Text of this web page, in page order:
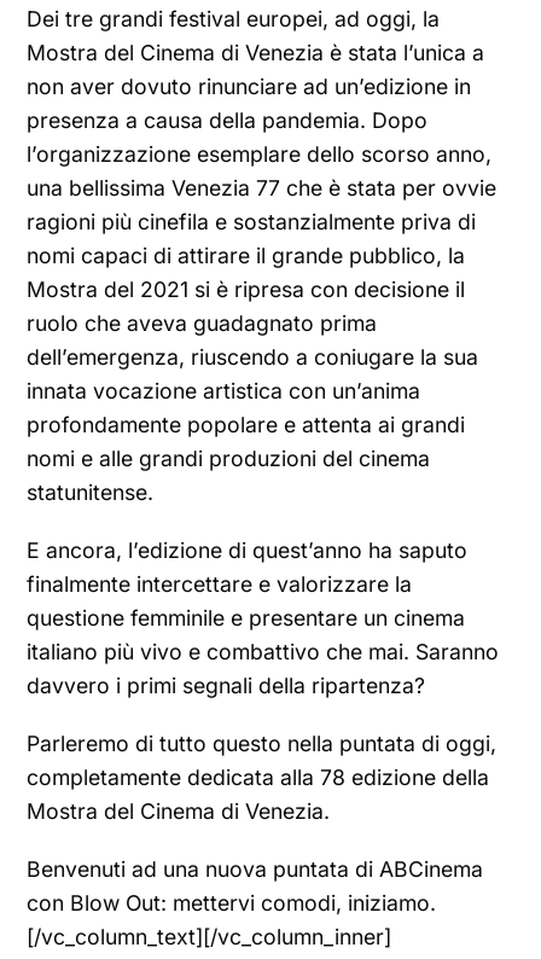
Dei tre grandi festival europei, ad oggi, la
Mostra del Cinema di Venezia è stata l’unica a
non aver dovuto rinunciare ad un’edizione in
presenza a causa della pandemia. Dopo
l’organizzazione esemplare dello scorso anno,
una bellissima Venezia 77 che è stata per ovvie
ragioni più cinefila e sostanzialmente priva di
nomi capaci di attirare il grande pubblico, la
Mostra del 2021 si è ripresa con decisione il
ruolo che aveva guadagnato prima
dell’emergenza, riuscendo a coniugare la sua
innata vocazione artistica con un’anima
profondamente popolare e attenta ai grandi
nomi e alle grandi produzioni del cinema
statunitense.
E ancora, l’edizione di quest’anno ha saputo
finalmente intercettare e valorizzare la
questione femminile e presentare un cinema
italiano più vivo e combattivo che mai. Saranno
davvero i primi segnali della ripartenza?
Parleremo di tutto questo nella puntata di oggi,
completamente dedicata alla 78 edizione della
Mostra del Cinema di Venezia.
Benvenuti ad una nuova puntata di ABCinema
con Blow Out: mettervi comodi, iniziamo.
[/vc_column_text][/vc_column_inner]